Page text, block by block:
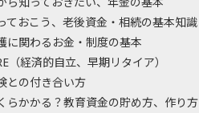
ておこう、老後資金・相続の基本知識
に関わるお金・制度の基本
（経済的自立、早期リタイア）
との付き合い方
らかかる？教育資金の貯め方、作り方